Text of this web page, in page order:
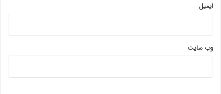
ایمیل
وب‌ سایت